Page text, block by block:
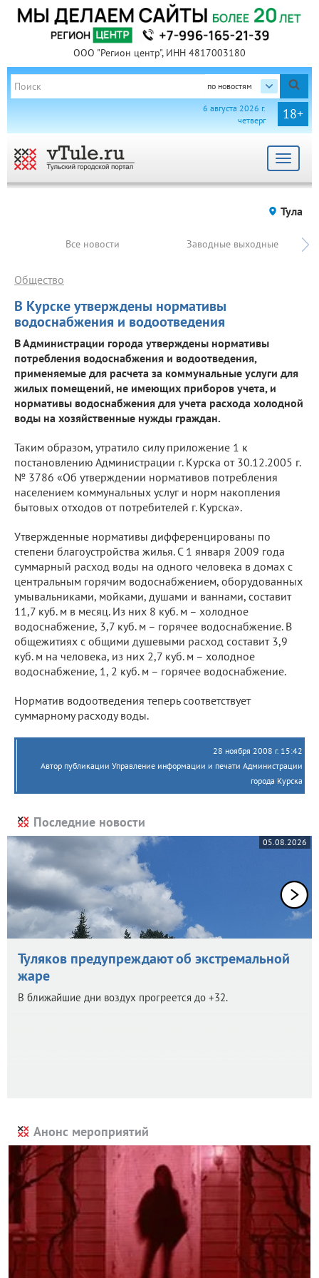
ООО "Регион центр", ИНН 4817003180
по новостям
18+
6 августа 2026 г.
четверг
Toggle
Тула
Все новости Заводные выходные
В Курске утверждены нормативы
водоснабжения и водоотведения
Общество
В Администрации города утверждены нормативы
потребления водоснабжения и водоотведения,
применяемые для расчета за коммунальные услуги для
жилых помещений, не имеющих приборов учета, и
нормативы водоснабжения для учета расхода холодной
воды на хозяйственные нужды граждан.
Таким образом, утратило силу приложение 1 к
постановлению Администрации г. Курска от 30.12.2005 г.
№ 3786 «Об утверждении нормативов потребления
населением коммунальных услуг и норм накопления
бытовых отходов от потребителей г. Курска».
Утвержденные нормативы дифференцированы по
степени благоустройства жилья. С 1 января 2009 года
суммарный расход воды на одного человека в домах с
центральным горячим водоснабжением, оборудованных
умывальниками, мойками, душами и ваннами, составит
11,7 куб. м в месяц. Из них 8 куб. м – холодное
водоснабжение, 3,7 куб. м – горячее водоснабжение. В
общежитиях с общими душевыми расход составит 3,9
куб. м на человека, из них 2,7 куб. м – холодное
водоснабжение, 1, 2 куб. м – горячее водоснабжение.
Норматив водоотведения теперь соответствует
суммарному расходу воды.
28 ноября 2008 г. 15:42
Автор публикации Управление информации и печати Администрации
города Курска
Последние новости
05.08.2026
Туляков предупреждают об экстремальной
жаре
В ближайшие дни воздух прогреется до +32.
Анонс мероприятий